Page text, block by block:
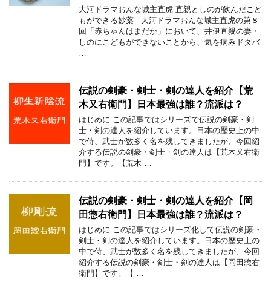
大河ドラマおんな城主直虎 直親としのが飲んだこど
もができる妙薬 大河ドラマおんな城主直虎の第８
回「赤ちゃんはまだか」において、井伊直親の妻・
しのにこどもができないことから、気を病みドタバ
…
伝説の剣豪・剣士・剣の達人を紹介【荒
木又右衛門】日本最強は誰？流派は？
はじめに この記事ではシリーズで伝説の剣豪・剣
士・剣の達人を紹介しています。日本の歴史上の中
で侍、武士が数多く名を残してきましたが、今回紹
介する伝説の剣豪・剣士・剣の達人は【荒木又右衛
門】です。【荒木 …
伝説の剣豪・剣士・剣の達人を紹介【岡
田惣右衛門】日本最強は誰？流派は？
はじめに この記事ではシリーズ化して伝説の剣豪・
剣士・剣の達人を紹介しています。日本の歴史上の
中で侍、武士が数多く名を残してきましたが、今回
紹介する伝説の剣豪・剣士・剣の達人は【岡田惣右
衛門】です。【 …